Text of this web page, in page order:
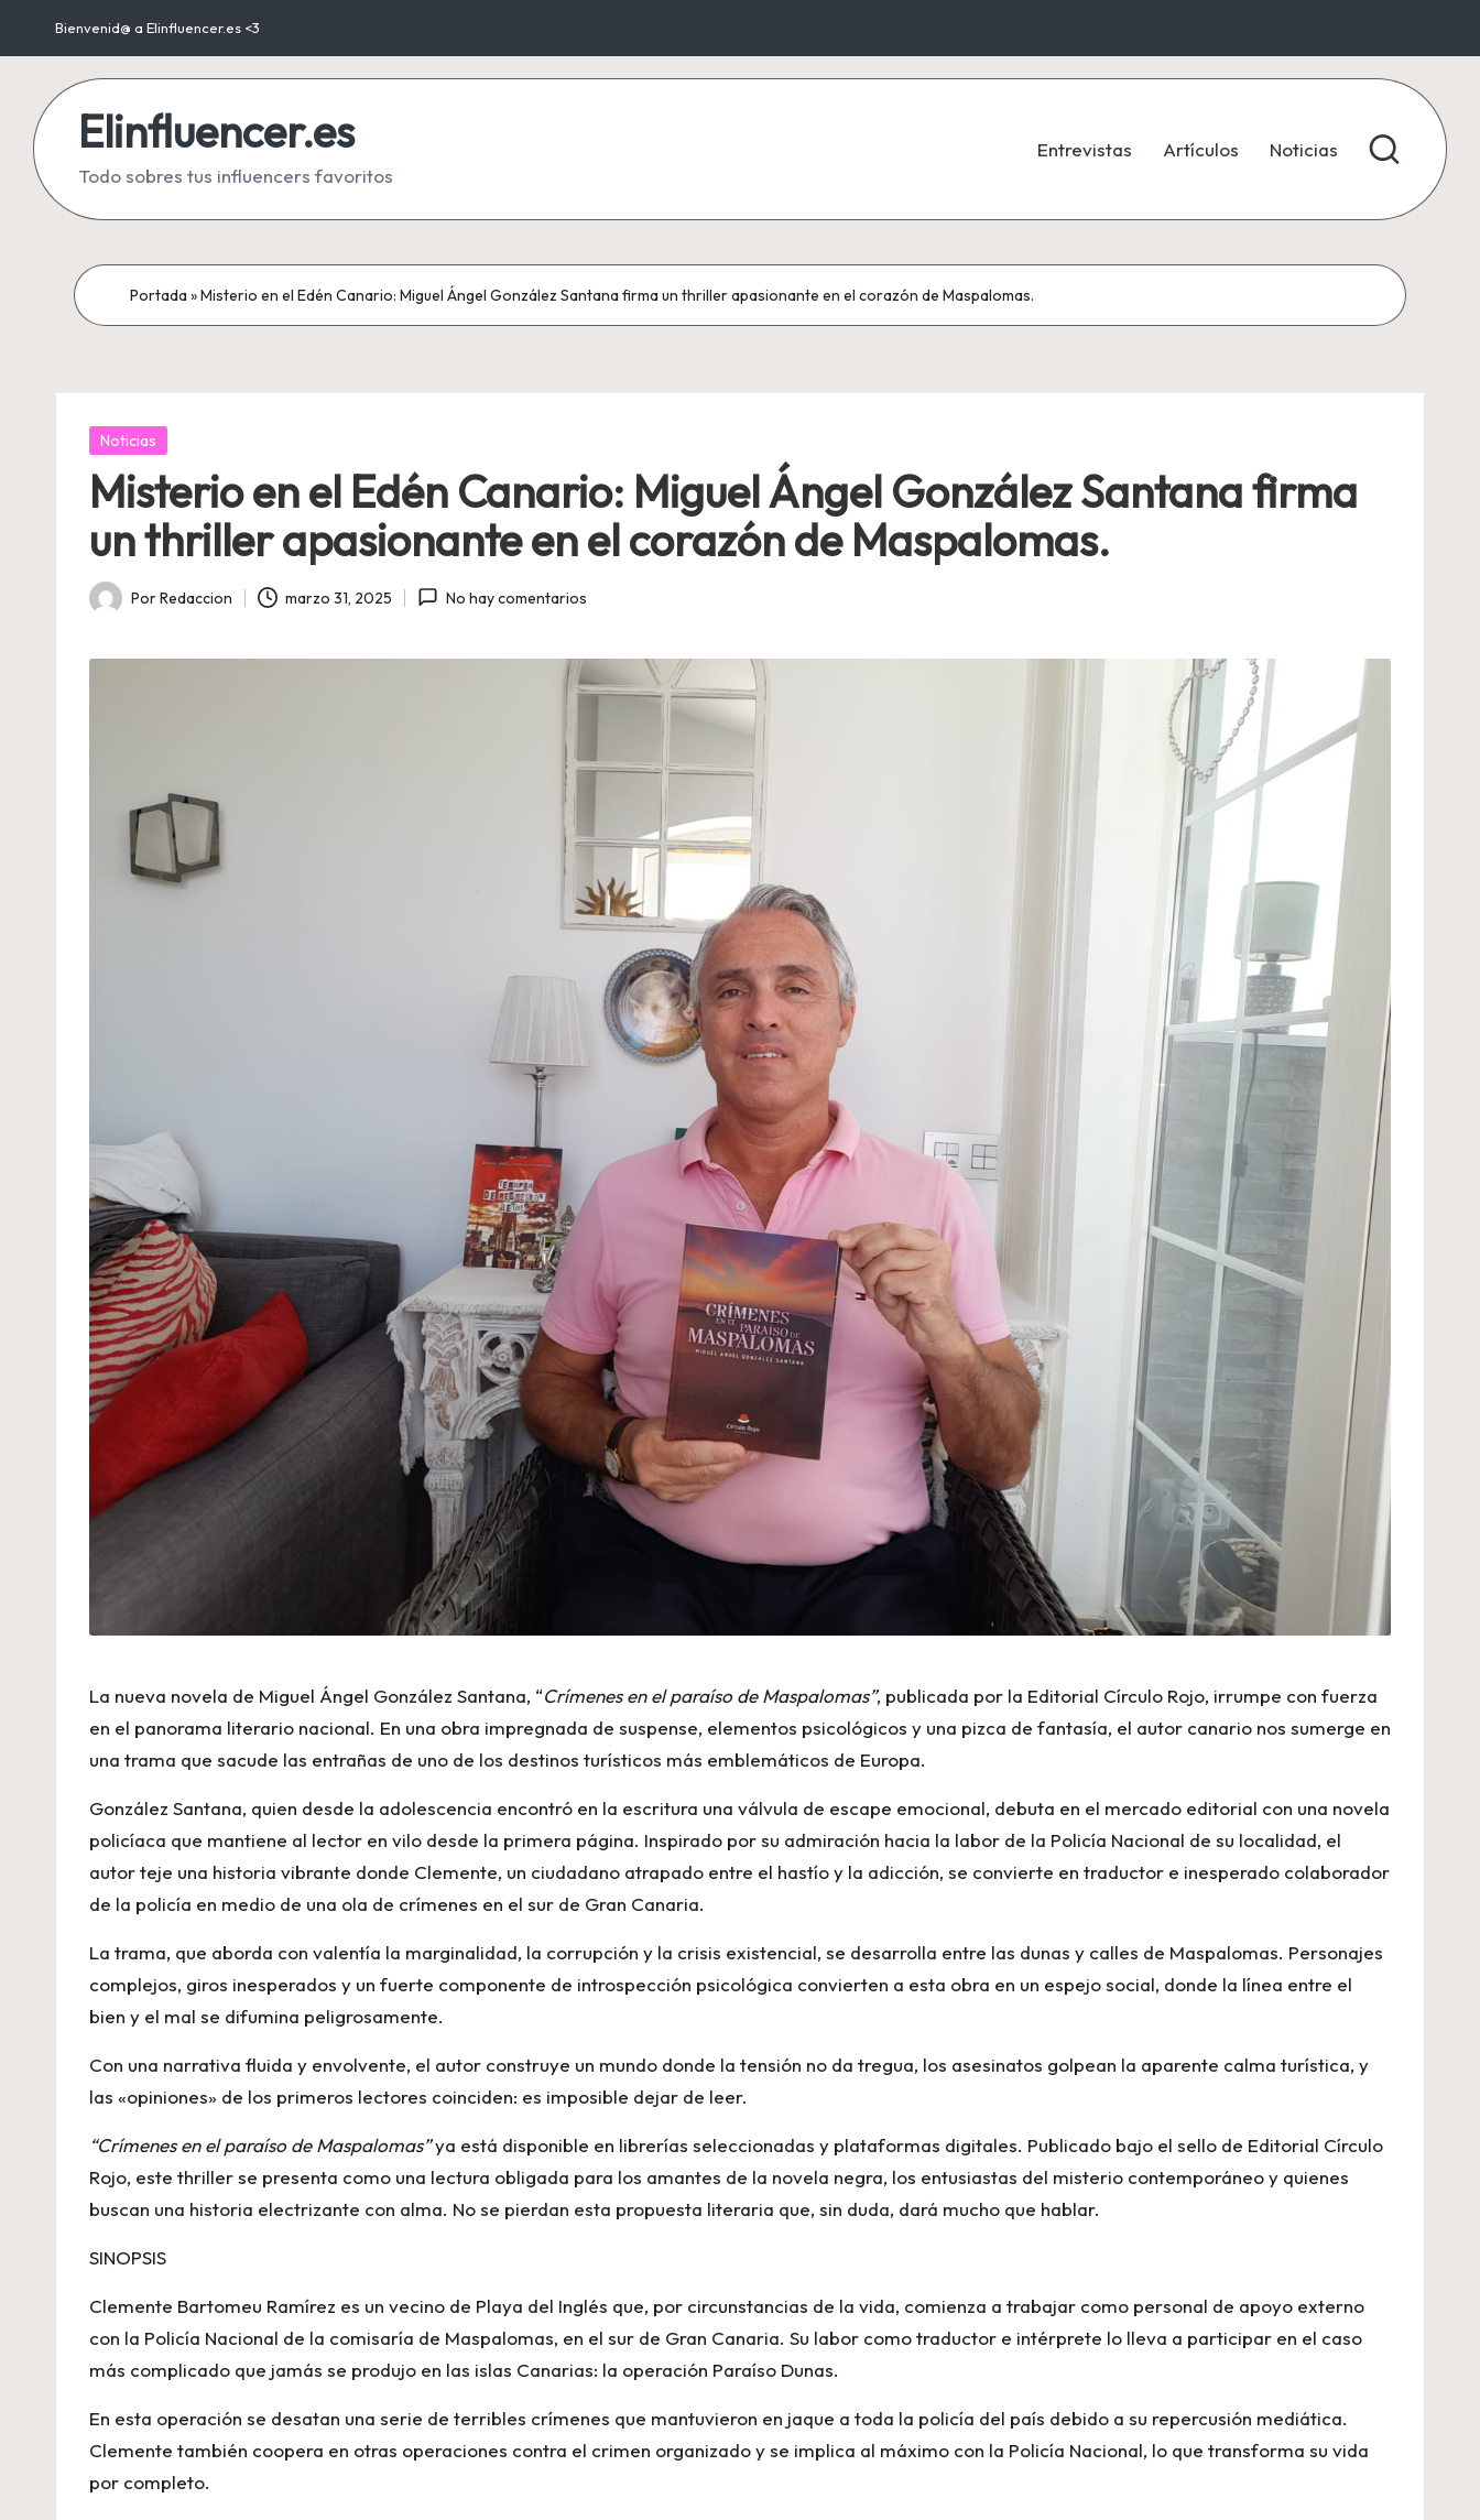
Saltar
contenido
Bienvenid@ a Elinfluencer.es <3
Elinfluencer.es
Todo sobres tus influencers favoritos
Entrevistas Artículos Noticias
Portada»Misterio en el Edén Canario: Miguel Ángel González Santana firma un thriller apasionante en el corazón de Maspalomas.
Publicada
Noticias
Misterio en el Edén Canario: Miguel Ángel González Santana firma
un thriller apasionante en el corazón de Maspalomas.
Publicado
PorRedaccion marzo 31, 2025 No hay comentarios
La nueva novela de Miguel Ángel González Santana, “Crímenes en el paraíso de Maspalomas”, publicada por la Editorial Círculo Rojo, irrumpe con fuerza
en el panorama literario nacional. En una obra impregnada de suspense, elementos psicológicos y una pizca de fantasía, el autor canario nos sumerge en
una trama que sacude las entrañas de uno de los destinos turísticos más emblemáticos de Europa.
González Santana, quien desde la adolescencia encontró en la escritura una válvula de escape emocional, debuta en el mercado editorial con una novela
policíaca que mantiene al lector en vilo desde la primera página. Inspirado por su admiración hacia la labor de la Policía Nacional de su localidad, el
autor teje una historia vibrante donde Clemente, un ciudadano atrapado entre el hastío y la adicción, se convierte en traductor e inesperado colaborador
de la policía en medio de una ola de crímenes en el sur de Gran Canaria.
La trama, que aborda con valentía la marginalidad, la corrupción y la crisis existencial, se desarrolla entre las dunas y calles de Maspalomas. Personajes
complejos, giros inesperados y un fuerte componente de introspección psicológica convierten a esta obra en un espejo social, donde la línea entre el
bien y el mal se difumina peligrosamente.
Con una narrativa fluida y envolvente, el autor construye un mundo donde la tensión no da tregua, los asesinatos golpean la aparente calma turística, y
las «opiniones» de los primeros lectores coinciden: es imposible dejar de leer.
“Crímenes en el paraíso de Maspalomas”ya está disponible en librerías seleccionadas y plataformas digitales. Publicado bajo el sello de Editorial Círculo
Rojo, este thriller se presenta como una lectura obligada para los amantes de la novela negra, los entusiastas del misterio contemporáneo y quienes
buscan una historia electrizante con alma. No se pierdan esta propuesta literaria que, sin duda, dará mucho que hablar.
SINOPSIS
Clemente Bartomeu Ramírez es un vecino de Playa del Inglés que, por circunstancias de la vida, comienza a trabajar como personal de apoyo externo
con la Policía Nacional de la comisaría de Maspalomas, en el sur de Gran Canaria. Su labor como traductor e intérprete lo lleva a participar en el caso
más complicado que jamás se produjo en las islas Canarias: la operación Paraíso Dunas.
En esta operación se desatan una serie de terribles crímenes que mantuvieron en jaque a toda la policía del país debido a su repercusión mediática.
Clemente también coopera en otras operaciones contra el crimen organizado y se implica al máximo con la Policía Nacional, lo que transforma su vida
por completo.